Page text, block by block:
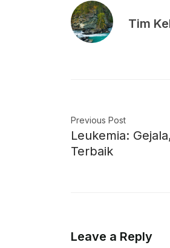
Tim
Previous Post
Leukemia:
Terbaik
Leave a Reply